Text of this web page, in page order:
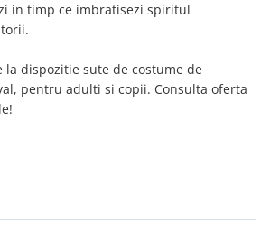
in timp ce imbratisezi spiritul
la dispozitie sute de costume de
pentru adulti si copii. Consulta oferta